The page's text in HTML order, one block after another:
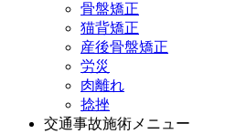
骨盤矯正
猫背矯正
産後骨盤矯正
労災
肉離れ
捻挫
交通事故施術メニュー